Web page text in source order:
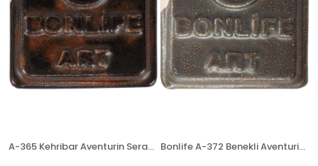
A-365 Kehribar Aventurin Seramik Artistik Sır Bonlife A-372 Benekli Aventurin 400 Gr Seramik Artistik Sır